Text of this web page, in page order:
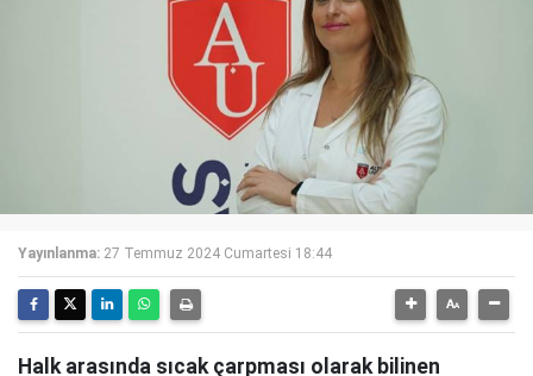
Yayınlanma: 27 Temmuz 2024 Cumartesi 18:44
Halk arasında sıcak çarpması olarak bilinen